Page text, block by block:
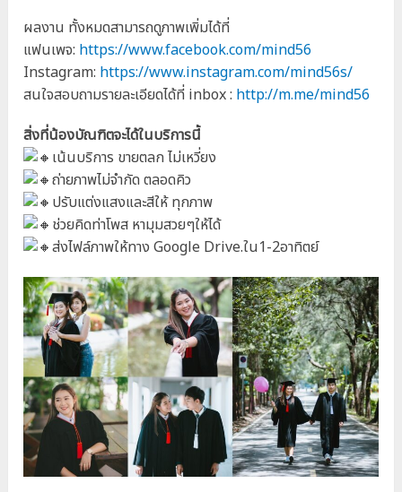
ผลงาน ทั้งหมดสามารถดูภาพเพิ่มได้ที่
แฟนเพจ: https://www.facebook.com/mind56
Instagram: https://www.instagram.com/mind56s/
สนใจสอบถามรายละเอียดได้ที่ inbox : http://m.me/mind56
สิ่งที่น้องบัณฑิตจะได้ในบริการนี้
เน้นบริการ ขายตลก ไม่เหวี่ยง
ถ่ายภาพไม่จำกัด ตลอดคิว
ปรับแต่งแสงและสีให้ ทุกภาพ
ช่วยคิดท่าโพส หามุมสวยๆให้ได้
ส่งไฟล์ภาพให้ทาง Google Drive.ใน1-2อาทิตย์